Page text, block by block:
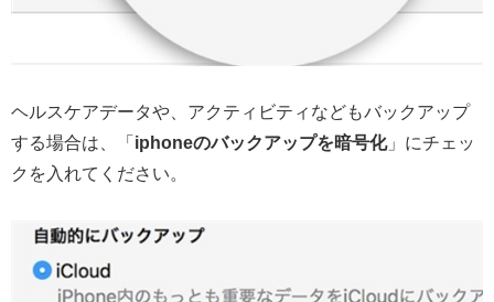
ヘルスケアデータや、アクティビティなどもバックアップ
する場合は、「 iphoneのバックアップを暗号化」にチェッ
クを入れてください。